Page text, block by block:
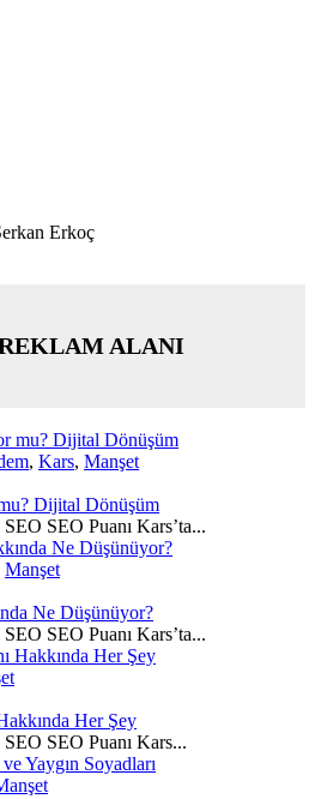
Erkoç
ALANI
, Kars, Manşet
Dijital Dönüşüm
SEO Puanı Kars’ta...
Manşet
Ne Düşünüyor?
SEO Puanı Kars’ta...
Her Şey
SEO Puanı Kars...